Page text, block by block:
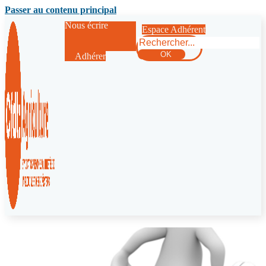
Passer au contenu principal
Nous écrire
Adhérer
Espace Adhérent
Rechercher
OK